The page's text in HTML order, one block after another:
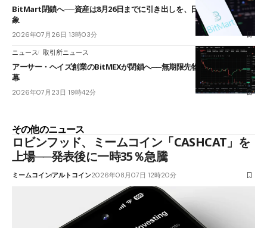
BitMart閉鎖へ──資産は8月26日までに引き出しを、日本人利用者も対
象
2026年07月26日 13時03分
ニュース 取引所ニュース
アーサー・ヘイズ創業のBitMEXが閉鎖へ──無期限先物を生んだ11年に
幕
2026年07月23日 19時42分
その他のニュース
ロビンフッド、ミームコイン「CASHCAT」を
上場──発表後に一時35％急騰
ミームコインアルトコイン2026年08月07日 12時20分